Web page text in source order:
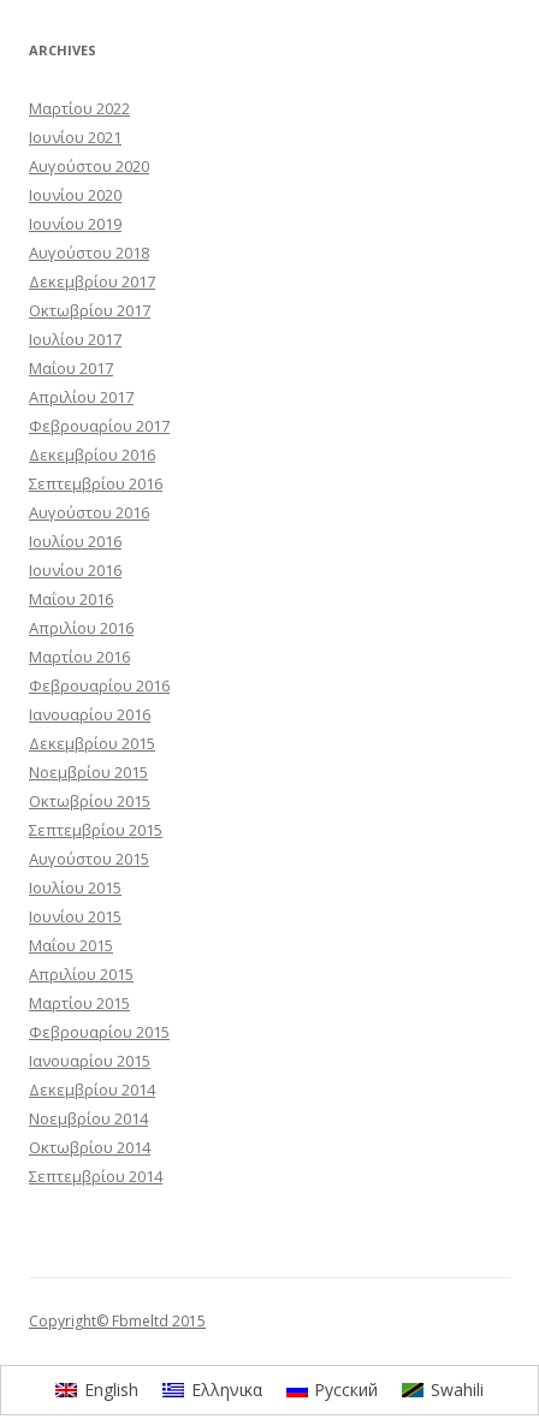
ARCHIVES
Μαρτίου 2022
Ιουνίου 2021
Αυγούστου 2020
Ιουνίου 2020
Ιουνίου 2019
Αυγούστου 2018
Δεκεμβρίου 2017
Οκτωβρίου 2017
Ιουλίου 2017
Μαΐου 2017
Απριλίου 2017
Φεβρουαρίου 2017
Δεκεμβρίου 2016
Σεπτεμβρίου 2016
Αυγούστου 2016
Ιουλίου 2016
Ιουνίου 2016
Μαΐου 2016
Απριλίου 2016
Μαρτίου 2016
Φεβρουαρίου 2016
Ιανουαρίου 2016
Δεκεμβρίου 2015
Νοεμβρίου 2015
Οκτωβρίου 2015
Σεπτεμβρίου 2015
Αυγούστου 2015
Ιουλίου 2015
Ιουνίου 2015
Μαΐου 2015
Απριλίου 2015
Μαρτίου 2015
Φεβρουαρίου 2015
Ιανουαρίου 2015
Δεκεμβρίου 2014
Νοεμβρίου 2014
Οκτωβρίου 2014
Σεπτεμβρίου 2014
Copyright© Fbmeltd 2015
English Ελληνικα Русский Swahili